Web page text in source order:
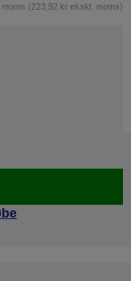
moms (223,92 kr ekskl. moms)